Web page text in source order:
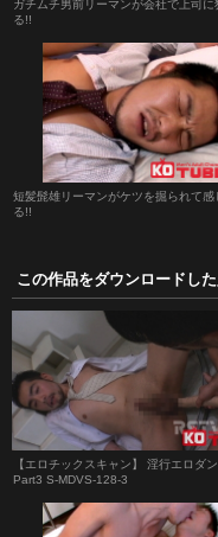
ガチムチ男前リーマンが会社で上司に
る!!
短髪髭雄リーマンがケツを掘られて感
る!!
この作品をダウンロードし
【エロチックスキャン】 淫行エロダ
Part3 S-MDVS-128-3